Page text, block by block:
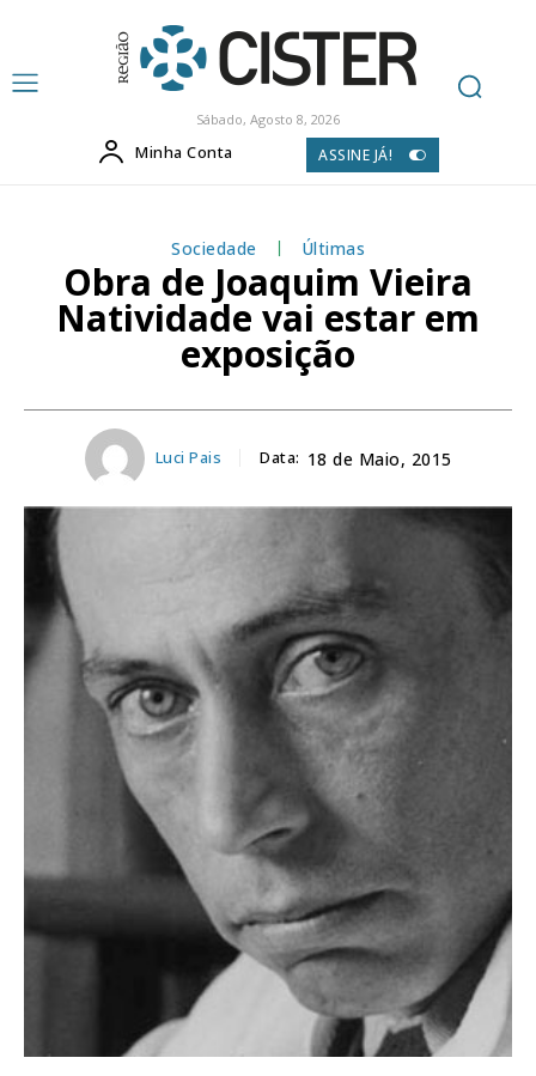
Sábado, Agosto 8, 2026
Minha Conta ASSINE JÁ!
Sociedade Últimas
Obra de Joaquim Vieira
Natividade vai estar em
exposição
Luci Pais Data: 18 de Maio, 2015